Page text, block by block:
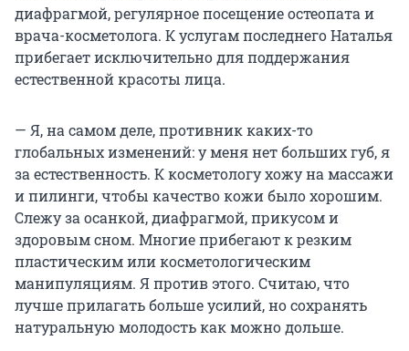
диафрагмой, регулярное посещение остеопата и
врача-косметолога. К услугам последнего Наталья
прибегает исключительно для поддержания
естественной красоты лица.
— Я, на самом деле, противник каких-то
глобальных изменений: у меня нет больших губ, я
за естественность. К косметологу хожу на массажи
и пилинги, чтобы качество кожи было хорошим.
Слежу за осанкой, диафрагмой, прикусом и
здоровым сном. Многие прибегают к резким
пластическим или косметологическим
манипуляциям. Я против этого. Считаю, что
лучше прилагать больше усилий, но сохранять
натуральную молодость как можно дольше.